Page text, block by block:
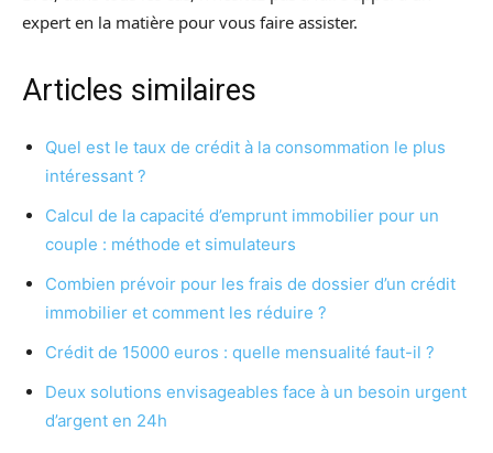
expert en la matière pour vous faire assister.
Articles similaires
Quel est le taux de crédit à la consommation le plus
intéressant ?
Calcul de la capacité d’emprunt immobilier pour un
couple : méthode et simulateurs
Combien prévoir pour les frais de dossier d’un crédit
immobilier et comment les réduire ?
Crédit de 15000 euros : quelle mensualité faut-il ?
Deux solutions envisageables face à un besoin urgent
d’argent en 24h